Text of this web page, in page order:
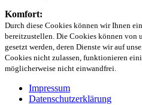
Komfort:
Durch diese Cookies können wir Ihnen
bereitzustellen. Die Cookies können von
gesetzt werden, deren Dienste wir auf
Cookies nicht zulassen, funktionieren
möglicherweise nicht einwandfrei.
Impressum
Datenschutzerklärung